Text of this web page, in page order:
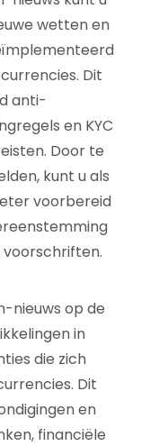
wetten en
Dit
anti-
en KYC
Door te
kunt u als
voorbereid
nieuws op de
in
die zich
Dit
en
financiële